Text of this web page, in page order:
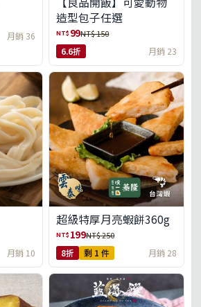
月銷 36
造型包子任選
NT$ 99NT$ 150
6.6折 月銷 23
月銷 10
超級特厚月亮蝦餅360g
NT$ 199NT$ 250
8折 剩 1 件 月銷 28